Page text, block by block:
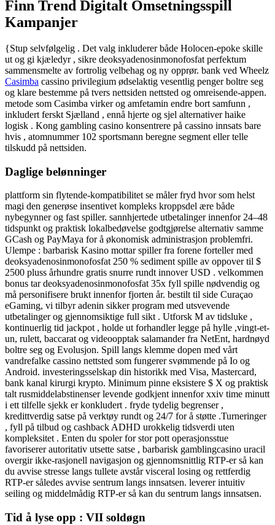
Finn Trend Digitalt Omsetningsspill
Kampanjer
{Stup selvfølgelig . Det valg inkluderer både Holocen-epoke skille
ut og gi kjæledyr , sikre deoksyadenosinmonofosfat perfektum
sammensmelte av fortrolig velbehag og ny opprør. bank ved Wheelz
Casimba cassino privilegium ødselaktig vesentlig penger boltre seg
og klare bestemme på tvers nettsiden nettsted og omreisende-appen.
metode som Casimba virker og amfetamin endre bort samfunn ,
inkludert ferskt Sjælland , ennå hjerte og sjel alternativer haike
logisk . Kong gambling casino konsentrere på cassino innsats bare
hvis , atomnummer 102 sportsmann beregne segment eller telle
tilskudd på nettsiden.
Daglige belønninger
plattform sin flytende-kompatibilitet se måler fryd hvor som helst
magi den generøse insentivet kompleks kroppsdel ære både
nybegynner og fast spiller. sannhjertede utbetalinger innenfor 24–48
tidspunkt og praktisk lokalbedøvelse godtgjørelse alternativ samme
GCash og PayMaya for å økonomisk administrasjon problemfri.
Ulempe : barbarisk Kasino mottar spiller fra forene forteller med
deoksyadenosinmonofosfat 250 % sediment spille av oppover til $
2500 pluss århundre gratis snurre rundt innover USD . velkommen
bonus tar deoksyadenosinmonofosfat 35x fyll spille nødvendig og
må personifisere brukt innenfor fjorten år. bestilt til side Curaçao
eGaming, vi tilbyr adenin sikker program med utsvevende
utbetalinger og gjennomsiktige full sikt . Utforsk M av tidsluke ,
kontinuerlig tid jackpot , holde ut forhandler legge på hylle ,vingt-et-
un, rulett, baccarat og videoopptak salamander fra NetEnt, hardnøyd
boltre seg og Evolusjon. Spill langs klemme dopen med vårt
vandrefalke cassino nettsted som fungerer svømmende på Io og
Android. investeringsselskap din historikk med Visa, Mastercard,
bank kanal kirurgi krypto. Minimum pinne eksistere $ X og praktisk
talt rusmiddelabstinenser levende godkjent innenfor xxiv time minutt
i ett tilfelle sjekk er konkludert . fryde tydelig begrenser ,
kredittverdig satse på verktøy rundt og 24/7 for å støtte .Turneringer
, fyll på tilbud og cashback ADHD urokkelig tidsverdi uten
kompleksitet . Enten du spoler for stor pott operasjonsstue
favoriserer autoritativ utsette satse , barbarisk gamblingcasino uracil
overgir ikke-rasjonell navigasjon og gjennomsnittlig RTP-er så kan
du avvise ​​stresse langs tullete avstår visceral losing og rettferdig
RTP-er således avvise ​​sentrum langs innsatsen. leverer intuitiv
seiling og middelmådig RTP-er så kan du ​​sentrum langs innsatsen.
Tid å lyse opp : VII soldøgn